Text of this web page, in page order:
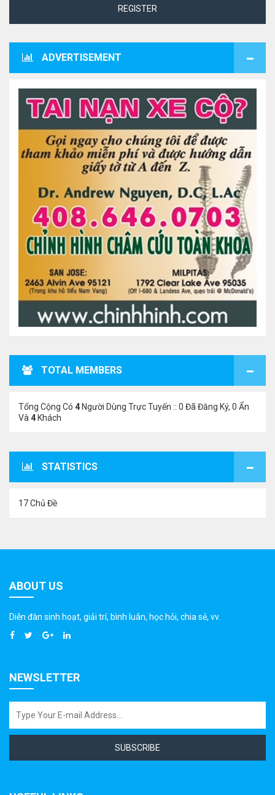
REGISTER
ADVERTISEMENT
TOTAL MEMBERS
Tổng Cộng Có 4 Người Dùng Trực Tuyến :: 0 Đã Đăng Ký, 0 Ẩn
Và 4 Khách
STATISTICS
17 Chủ Đề
ABOUT US
Diễn đàn sinh hoạt, giải trí, bình luân, học hỏi, chia sẻ, vv.
NEWSLETTER
SUBSCRIBE